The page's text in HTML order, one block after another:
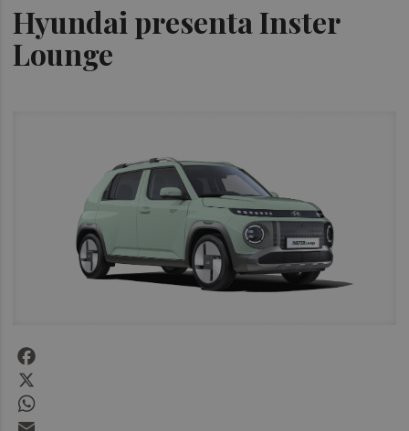
Hyundai presenta Inster
Lounge